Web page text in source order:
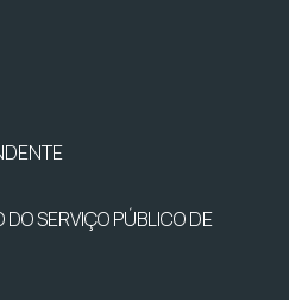
SERVIÇO PÚBLICO DE